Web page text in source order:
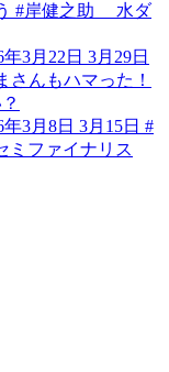
#岸健之助 水ダ
3月22日 3月29日
んもハマった！
3月8日 3月15日 #
ミファイナリス